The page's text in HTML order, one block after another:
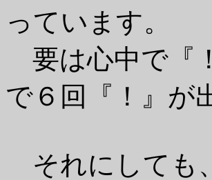
っています。
要は心中で『
で６回『！』が
それにしても